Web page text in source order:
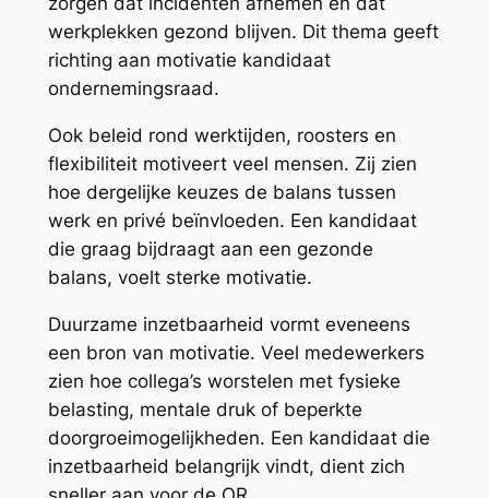
werkplekken gezond blijven. Dit thema geeft
richting aan motivatie kandidaat
ondernemingsraad.
Ook beleid rond werktijden, roosters en
flexibiliteit motiveert veel mensen. Zij zien
hoe dergelijke keuzes de balans tussen
werk en privé beïnvloeden. Een kandidaat
die graag bijdraagt aan een gezonde
balans, voelt sterke motivatie.
Duurzame inzetbaarheid vormt eveneens
een bron van motivatie. Veel medewerkers
zien hoe collega’s worstelen met fysieke
belasting, mentale druk of beperkte
doorgroeimogelijkheden. Een kandidaat die
inzetbaarheid belangrijk vindt, dient zich